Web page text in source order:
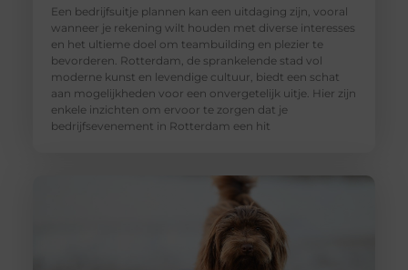
Een bedrijfsuitje plannen kan een uitdaging zijn, vooral
wanneer je rekening wilt houden met diverse interesses
en het ultieme doel om teambuilding en plezier te
bevorderen. Rotterdam, de sprankelende stad vol
moderne kunst en levendige cultuur, biedt een schat
aan mogelijkheden voor een onvergetelijk uitje. Hier zijn
enkele inzichten om ervoor te zorgen dat je
bedrijfsevenement in Rotterdam een hit